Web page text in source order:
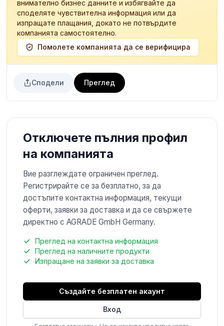
внимателно бизнес данните и избягвайте да
споделяте чувствителна информация или да
изпращате плащания, докато не потвърдите
компанията самостоятелно.
Помолете компанията да се верифицира
Сподели Преглед
Отключете пълния профил
на компанията
Вие разглеждате ограничен преглед.
Регистрирайте се за безплатно, за да
достъпите контактна информация, текущи
оферти, заявки за доставка и да се свържете
директно с AGRADE GmbH Germany.
Преглед на контактна информация
Преглед на наличните продукти
Изпращане на заявки за доставка
Създайте безплатен акаунт
Вход